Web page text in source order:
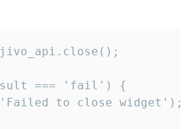
=== 'fail') {
to close widget');